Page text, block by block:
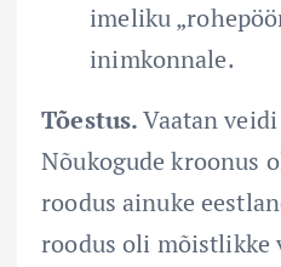
imeliku
inimkonnale.
Tõestus.Vaatan
Nõukogude kroonus
roodus ainuke
roodus oli mõistlikke